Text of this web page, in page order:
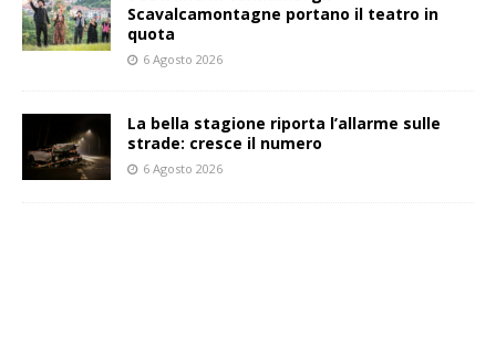
Scavalcamontagne portano il teatro in
quota
6 Agosto 2026
La bella stagione riporta l’allarme sulle
strade: cresce il numero
6 Agosto 2026